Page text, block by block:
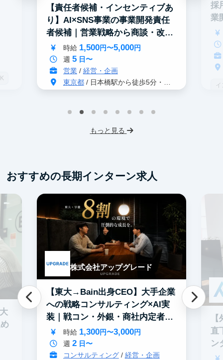
【責任者候補・インセンティブあ
り】AI×SNS事業の事業開発責任
者候補｜営業戦略から商談・改善
まで時給 1,500円〜5,000円
週 5日〜
営業/ 経営・企画
東京都/ 日本橋駅から徒歩5分・茅場町駅から徒歩2分
インターン生3人以上在籍
英語力を活かせる 事業立案
未経験OK IT業界 ゲーム業界
スタートアップ 土日勤務可
フレックス勤務 服装髪型自由
交通費支給
採
業
もっと見る
おすすめの長期インターン求人
株式会社アップグレード
【東大→Bain出身CEO】大手企業
への戦略コンサルティング×AI実
装｜戦コン・外銀・商社内定者多
数
時給 1,300円〜3,000円
週 2日〜
コンサルティング/ 経営・企画
直
ン